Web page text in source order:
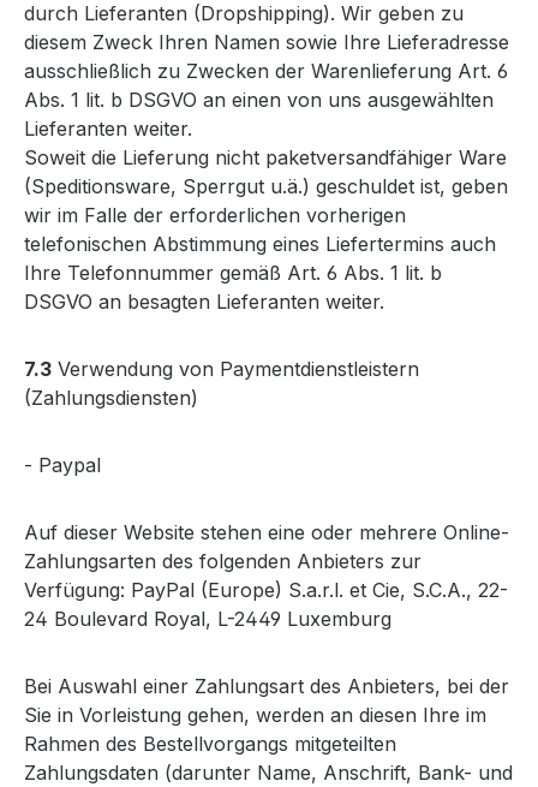
durch Lieferanten (Dropshipping). Wir geben zu
diesem Zweck Ihren Namen sowie Ihre Lieferadresse
ausschließlich zu Zwecken der Warenlieferung Art. 6
Abs. 1 lit. b DSGVO an einen von uns ausgewählten
Lieferanten weiter.
Soweit die Lieferung nicht paketversandfähiger Ware
(Speditionsware, Sperrgut u.ä.) geschuldet ist, geben
wir im Falle der erforderlichen vorherigen
telefonischen Abstimmung eines Liefertermins auch
Ihre Telefonnummer gemäß Art. 6 Abs. 1 lit. b
DSGVO an besagten Lieferanten weiter.
7.3 Verwendung von Paymentdienstleistern
(Zahlungsdiensten)
- Paypal
Auf dieser Website stehen eine oder mehrere Online-
Zahlungsarten des folgenden Anbieters zur
Verfügung: PayPal (Europe) S.a.r.l. et Cie, S.C.A., 22-
24 Boulevard Royal, L-2449 Luxemburg
Bei Auswahl einer Zahlungsart des Anbieters, bei der
Sie in Vorleistung gehen, werden an diesen Ihre im
Rahmen des Bestellvorgangs mitgeteilten
Zahlungsdaten (darunter Name, Anschrift, Bank- und